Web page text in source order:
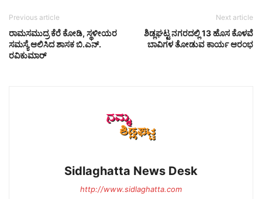
Previous article
ರಾಮಸಮುದ್ರ ಕೆರೆ ಕೋಡಿ, ಸ್ಥಳೀಯರ
ಸಮಸ್ಯೆ ಆಲಿಸಿದ ಶಾಸಕ ಬಿ.ಎನ್.
ರವಿಕುಮಾರ್
Next article
ಶಿಡ್ಲಘಟ್ಟ ನಗರದಲ್ಲಿ 13 ಹೊಸ ಕೊಳವೆ
ಬಾವಿಗಳ ತೋಡುವ ಕಾರ್ಯ ಆರಂಭ
Sidlaghatta News Desk
http://www.sidlaghatta.com